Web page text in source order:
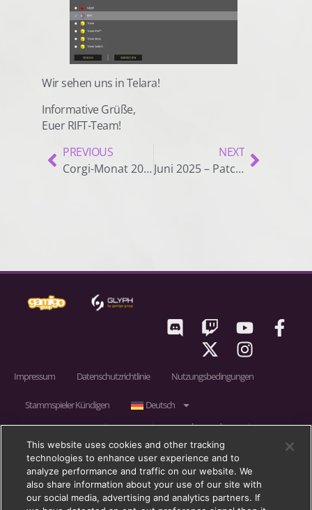
Wir sehen uns in Telara!
Informative Grüße,
Euer RIFT-Team!
PREVIOUS
Corgi-Monat 2025!
NEXT
Juni 2025 – Patch-Hinweise
Impressum Datenschutzrichtlinie Nutzungsbedingungen
Stammspieler Kündigen
Deutsch
RIFT © 2011 – 2026 gamigo US Inc., ein Unternehmen der gamigo group.
gamigo ist eine eingetragene Marke der gamigo AG in Deutschland,
Großbritannien und in der Europäischen Union. gamigo group ist eine
eingetragene Marke der gamigo AG in Deutschland, Großbritannien und in
der Europäischen Union.
This website uses cookies and other tracking
technologies to enhance user experience and to
analyze performance and traffic on our website. We
also share information about your use of our site with
our social media, advertising and analytics partners. If